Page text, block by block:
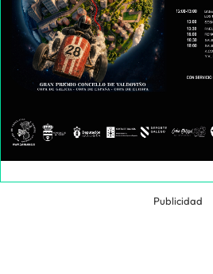
Publicidad